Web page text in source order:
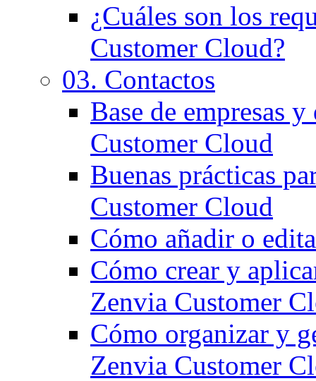
¿Cuáles son los
Customer Cloud?
03. Contactos
Base de empresas
Customer Cloud
Buenas prácticas
Customer Cloud
Cómo añadir o
Cómo crear y
Zenvia Customer
Cómo organizar y
Zenvia Customer